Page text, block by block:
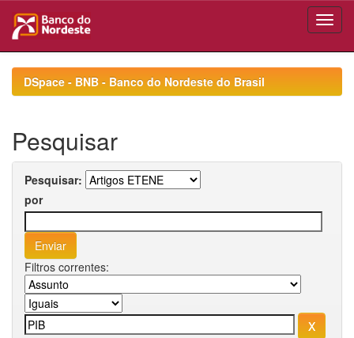
navigationDSpace - BNB - Banco do Nordeste do Brasil
Pesquisar
Pesquisar:
por
Filtros correntes: